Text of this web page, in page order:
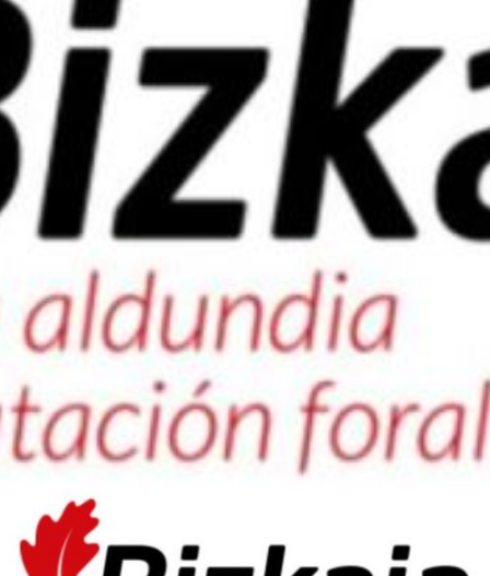
Iragarki-taula
Lursail Market